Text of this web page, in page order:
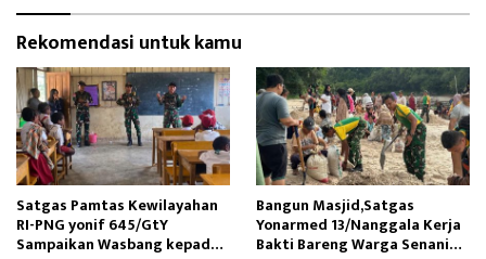
Rekomendasi untuk kamu
Satgas Pamtas Kewilayahan
RI-PNG yonif 645/GtY
Sampaikan Wasbang kepada
Bangun Masjid,Satgas
Yonarmed 13/Nanggala Kerja
Bakti Bareng Warga Senaning